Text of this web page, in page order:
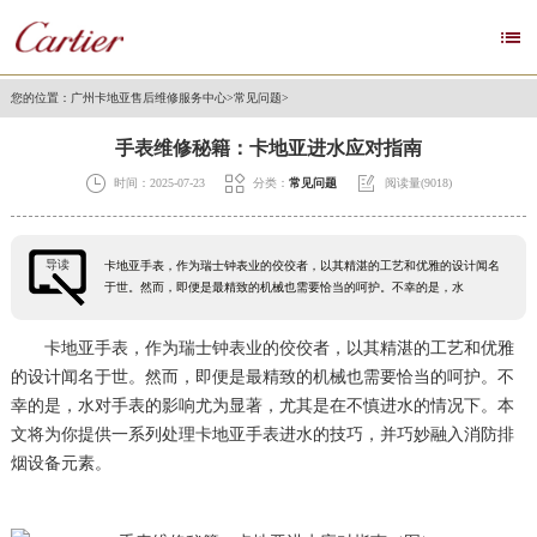

您的位置： 广州卡地亚售后维修服务中心>常见问题>
手表维修秘籍：卡地亚进水应对指南
 时间：2025-07-23  分类： 常见问题  阅读量(9018)
导读
卡地亚手表，作为瑞士钟表业的佼佼者，以其精湛的工艺和优雅的设计闻名
于世。然而，即便是最精致的机械也需要恰当的呵护。不幸的是，水
卡地亚手表，作为瑞士钟表业的佼佼者，以其精湛的工艺和优雅
的设计闻名于世。然而，即便是最精致的机械也需要恰当的呵护。不
幸的是，水对手表的影响尤为显著，尤其是在不慎进水的情况下。本
文将为你提供一系列处理卡地亚手表进水的技巧，并巧妙融入消防排
烟设备元素。